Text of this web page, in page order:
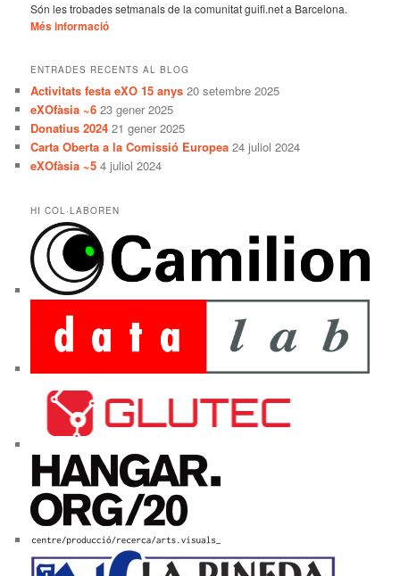
Són les trobades setmanals de la comunitat guifi.net a Barcelona.
Més informació
ENTRADES RECENTS AL BLOG
Activitats festa eXO 15 anys 20 setembre 2025
eXOfàsia ~6 23 gener 2025
Donatius 2024 21 gener 2025
Carta Oberta a la Comissió Europea 24 juliol 2024
eXOfàsia ~5 4 juliol 2024
HI COL·LABOREN